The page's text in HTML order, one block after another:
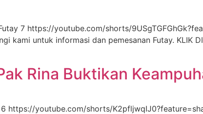
7 https://youtube.com/shorts/
kami untuk informasi dan pemesanan Futay. KLIK
Rina Buktikan
6 https://youtube.com/shorts/